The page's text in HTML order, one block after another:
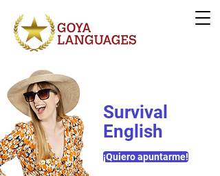
Survival
English
¡Quiero apuntarme!